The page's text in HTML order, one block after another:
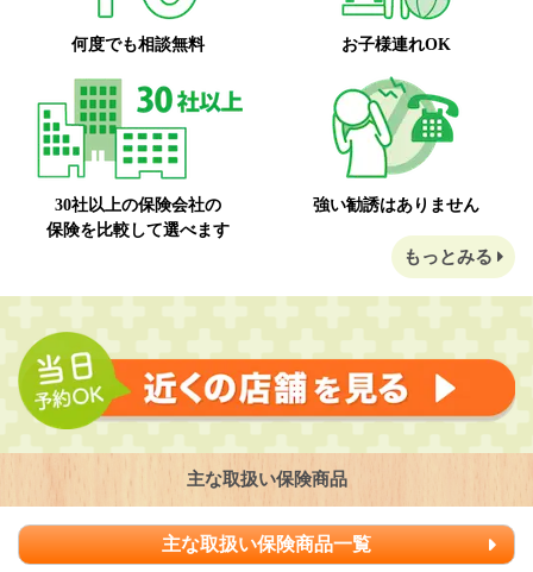
何度でも相談無料 お子様連れOK
30社以上の保険会社の
保険を比較して選べます
強い勧誘はありません
もっとみる
主な取扱い保険商品
主な取扱い保険商品一覧